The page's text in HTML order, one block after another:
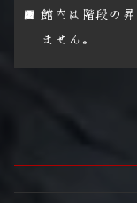
館内は階段の
ません。